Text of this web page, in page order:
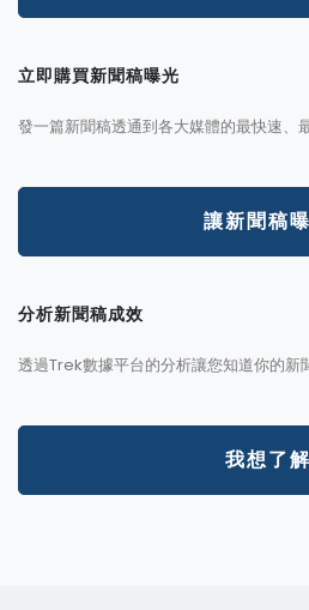
立即購買新聞稿曝光
發一篇新聞稿透通到各大媒體的最快速、
讓新聞稿
分析新聞稿成效
透過Trek數據平台的分析讓您知道你的新
我想了解